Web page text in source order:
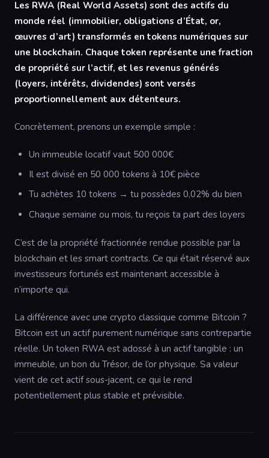
Les RWA (Real World Assets) sont des actifs du
monde réel (immobilier, obligations d’État, or,
œuvres d’art) transformés en tokens numériques sur
une blockchain. Chaque token représente une fraction
de propriété sur l’actif, et les revenus générés
(loyers, intérêts, dividendes) sont versés
proportionnellement aux détenteurs.
Concrètement, prenons un exemple simple :
Un immeuble locatif vaut 500 000€
Il est divisé en 50 000 tokens à 10€ pièce
Tu achètes 10 tokens → tu possèdes 0,02% du bien
Chaque semaine ou mois, tu reçois ta part des loyers
C’est de la propriété fractionnée rendue possible par la
blockchain et les smart contracts. Ce qui était réservé aux
investisseurs fortunés est maintenant accessible à
n’importe qui.
La différence avec une crypto classique comme Bitcoin ?
Bitcoin est un actif purement numérique sans contrepartie
réelle. Un token RWA est adossé à un actif tangible : un
immeuble, un bon du Trésor, de l’or physique. Sa valeur
vient de cet actif sous-jacent, ce qui le rend
potentiellement plus stable et prévisible.